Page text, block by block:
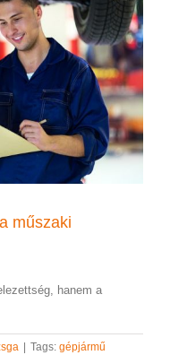
műszaki
hanem a
| Tags: gépjármű